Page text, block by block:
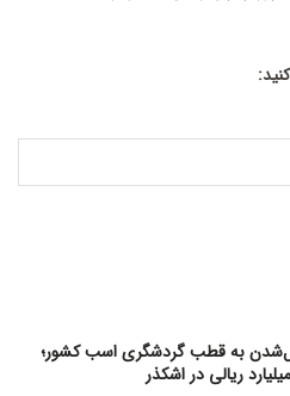
به قطب گردشگری اسب کشور؛